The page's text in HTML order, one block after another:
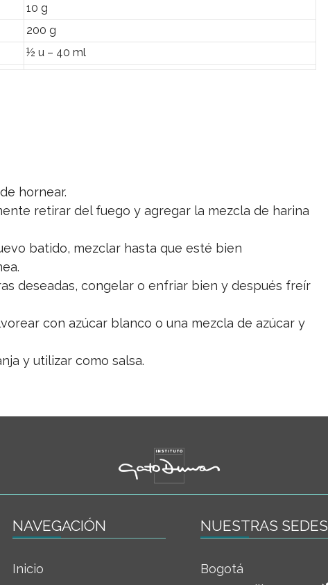
10 g
200 g
½ u – 40 ml
hornear.
retirar del fuego y agregar la mezcla de harina
batido, mezclar hasta que esté bien
deseadas, congelar o enfriar bien y después freír
con azúcar blanco o una mezcla de azúcar y
y utilizar como salsa.
NAVEGACIÓN
Inicio
NUESTRAS SEDES
Bogotá